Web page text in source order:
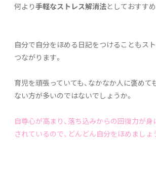
何より手軽なストレス解消法としておすすめ
自分で自分をほめる日記をつけることもス
つながります。
育児を頑張っていても、なかなか人に褒めて
ない方が多いのではないでしょうか。
自尊心が高まり、落ち込みからの回復力が身
されているので、どんどん自分をほめましょ